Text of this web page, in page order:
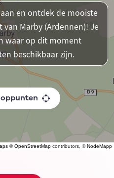
©OpenStreetMap contributors, ©NodeMapp
en ontdek de mooiste
Marby (Ardennen)! Je
waar op dit moment
beschikbaar zijn.